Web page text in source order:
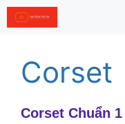
Skip
to
Corset
Corset Chuẩn